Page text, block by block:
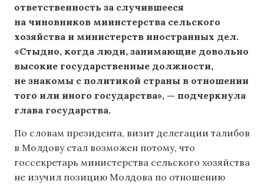
ответственность за случившееся
на чиновников миинстерства сельского
хозяйства и министерств иностранных дел.
«Стыдно, когда люди, занимающие довольно
высокие государственные должности,
не знакомы с политикой страны в отношении
того или иного государства», — подчеркнула
глава государства.
По словам президента, визит делегации талибов
в Молдову стал возможен потому, что
госсекретарь министерства сельского хозяйства
не изучил позицию Молдова по отношению